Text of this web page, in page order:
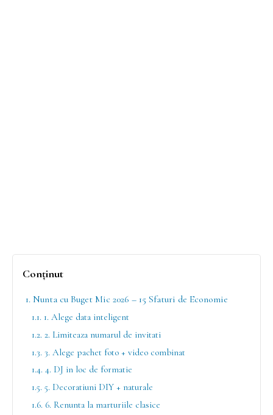
Conținut
1. Nunta cu Buget Mic 2026 – 15 Sfaturi de Economie
1.1. 1. Alege data inteligent
1.2. 2. Limiteaza numarul de invitati
1.3. 3. Alege pachet foto + video combinat
1.4. 4. DJ in loc de formatie
1.5. 5. Decoratiuni DIY + naturale
1.6. 6. Renunta la marturiile clasice